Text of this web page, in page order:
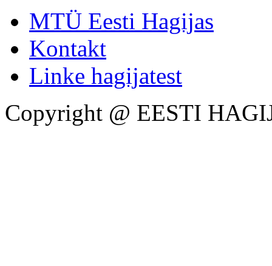
MTÜ Eesti Hagijas
Kontakt
Linke hagijatest
Copyright @ EESTI